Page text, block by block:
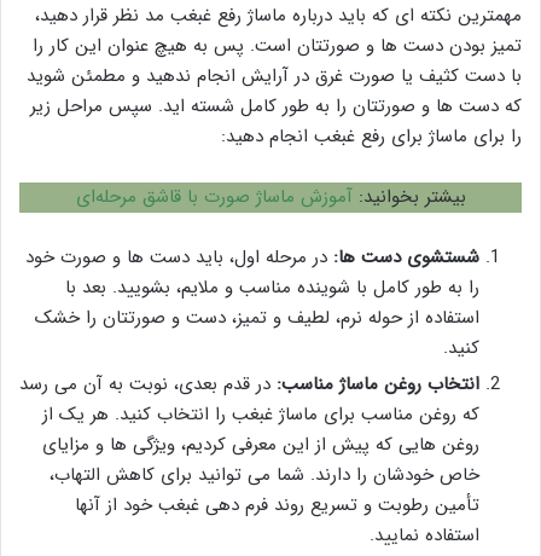
مهمترین نکته ای که باید درباره ماساژ رفع غبغب مد نظر قرار دهید،
تمیز بودن دست ها و صورتتان است. پس به هیچ عنوان این کار را
با دست کثیف یا صورت غرق در آرایش انجام ندهید و مطمئن شوید
که دست ها و صورتتان را به طور کامل شسته اید. سپس مراحل زیر
را برای ماساژ برای رفع غبغب انجام دهید:
بیشتر بخوانید:آموزش ماساژ صورت با قاشق مرحله‌ای
شستشوی دست ها: در مرحله اول، باید دست ها و صورت خود
را به طور کامل با شوینده مناسب و ملایم، بشویید. بعد با
استفاده از حوله نرم، لطیف و تمیز، دست و صورتتان را خشک
کنید.
انتخاب روغن ماساژ مناسب: در قدم بعدی، نوبت به آن می رسد
که روغن مناسب برای ماساژ غبغب را انتخاب کنید. هر یک از
روغن هایی که پیش از این معرفی کردیم، ویژگی ها و مزایای
خاص خودشان را دارند. شما می توانید برای کاهش التهاب،
تأمین رطوبت و تسریع روند فرم دهی غبغب خود از آنها
استفاده نمایید.